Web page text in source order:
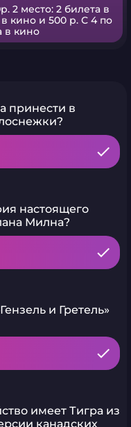
2 место: 2 билета в
кино и 500 р. С 4 по
в кино
принести в
настоящего
Милна?
и Гретель»
имеет Тигра из
канадских